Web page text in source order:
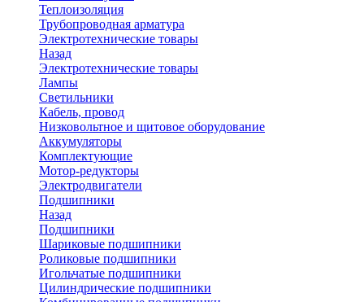
Теплоизоляция
Трубопроводная арматура
Электротехнические товары
Назад
Электротехнические товары
Лампы
Светильники
Кабель, провод
Низковольтное и щитовое оборудование
Аккумуляторы
Комплектующие
Мотор-редукторы
Электродвигатели
Подшипники
Назад
Подшипники
Шариковые подшипники
Роликовые подшипники
Игольчатые подшипники
Цилиндрические подшипники